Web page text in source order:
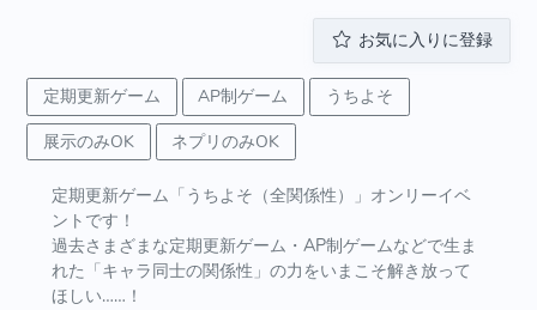
お気に入りに登録
定期更新ゲーム AP制ゲーム
うちよそ
展示のみOK
ネプリのみOK
定期更新ゲーム「うちよそ（全関係性）」オンリーイベ
ントです！
過去さまざまな定期更新ゲーム・AP制ゲームなどで生ま
れた「キャラ同士の関係性」の力をいまこそ解き放って
ほしい……！